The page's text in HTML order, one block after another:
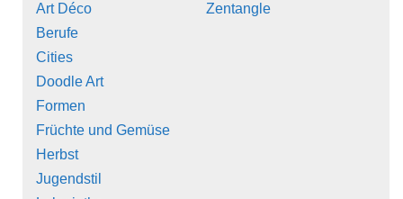
Art Déco
Berufe
Cities
Doodle Art
Formen
Früchte und Gemüse
Herbst
Jugendstil
Zentangle